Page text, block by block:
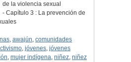
de la violencia sexual
- Capítulo 3 : La prevención de
, awajún, comunidades
, jóvenes, jóvenes
, mujer indígena, niñez, niñez